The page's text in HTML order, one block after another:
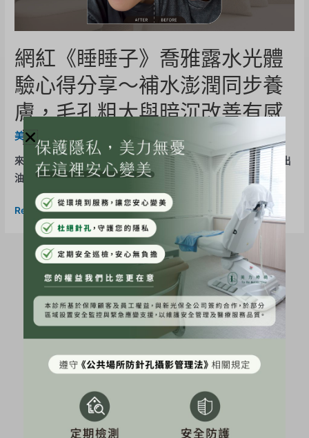
網紅《睡睡子》喬雅露水光體
驗心得分享～補水澎潤同步養
膚，毛孔粗大與暗沉改善有感
美力分享
來推個夏天爆油救星我本身是內乾外油的混合肌T字部位很容易出
油，尤其夏天悶熱或生理期會更嚴重 先前做海菲秀才知道 …
Read More »
近期文章
素人《Jamie》海芙音波＋ONDA PRO真實分享～肉肉臉
又下垂！雙機消除雙下巴！
素人《WYNNE》十蓓電波真實分享~膠原蛋白UP，輪廓
線回歸！
健身教練《小優》韓音雙波：海芙+立特拉音波初體驗～
身材線條靠自律，緊緻輪廓輕鬆馭
網紅《潘森森》海芙音波體驗心得分享~改善法令紋，輪
廓線精緻度提升